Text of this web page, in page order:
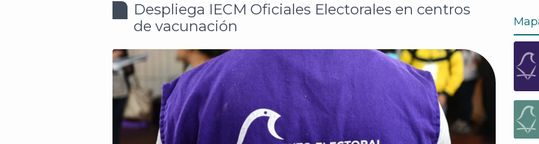
Despliega IECM Oficiales Electorales en centros
de vacunación